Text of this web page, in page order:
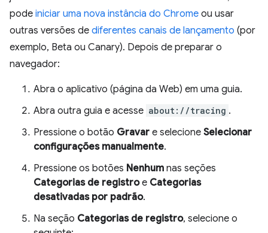
pode iniciar uma nova instância do Chrome ou usar
outras versões de diferentes canais de lançamento (por
exemplo, Beta ou Canary). Depois de preparar o
navegador:
Abra o aplicativo (página da Web) em uma guia.
Abra outra guia e acesse about://tracing .
Pressione o botão Gravar e selecione Selecionar
configurações manualmente.
Pressione os botões Nenhum nas seções
Categorias de registroe Categorias
desativadas por padrão.
Na seção Categorias de registro, selecione o